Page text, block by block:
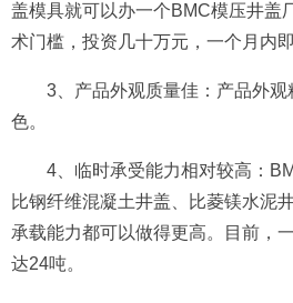
盖模具就可以办一个BMC模压井盖
术门槛，投资几十万元，一个月内即
3、产品外观质量佳：产品外
色。
4、临时承受能力相对较高：
比钢纤维混凝土井盖、比菱镁水泥
承载能力都可以做得更高。目前，
达24吨。